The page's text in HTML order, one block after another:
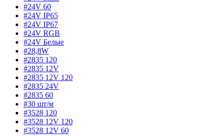
#24V 60
#24V IP65
#24V IP67
#24V RGB
#24V Белые
#28,8W
#2835 120
#2835 12V
#2835 12V 120
#2835 24V
#2835 60
#30 шт/м
#3528 120
#3528 12V 120
#3528 12V 60